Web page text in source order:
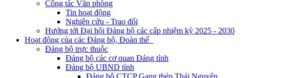
Công tác Văn phòng
Tin hoạt động
Nghiên cứu - Trao đổi
Hướng tới Đại hội Đảng bộ các cấp nhiệm kỳ 2025 - 2030
Hoạt động của các Đảng bộ, Đoàn thể
Đảng bộ trực thuộc
Đảng bộ các cơ quan Đảng tỉnh
Đảng bộ UBND tỉnh
Đảng bộ CTCP Gang thép Thái Nguyên